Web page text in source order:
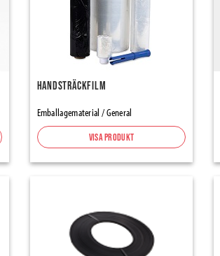
Handsträckfilm
Emballagematerial / General
Visa produkt